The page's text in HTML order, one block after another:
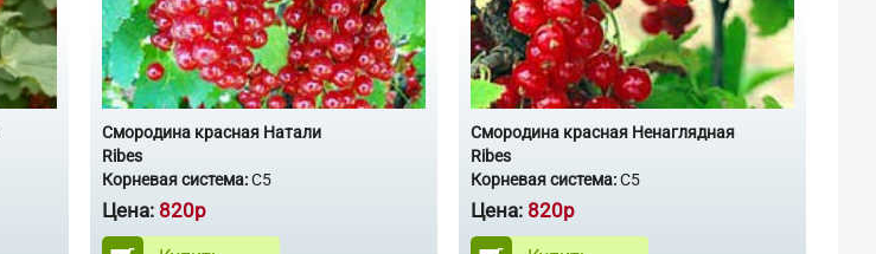
Смородина красная Натали
Ribes
Корневая система:С5
Цена: 820р
Смородина красная Ненаглядная
Ribes
Корневая система:С5
Цена: 820р